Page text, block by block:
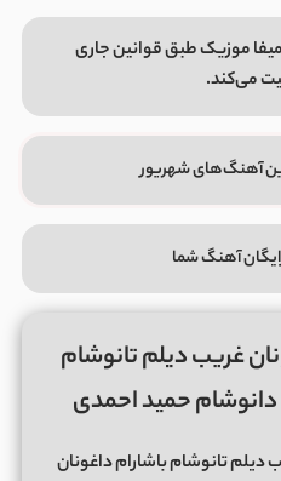
موزیک طبق قوانین جاری
می‌کند.
آهنگ‌های شهریور
آهنگ شما
غریب دیلم تانوشام
دانوشام حمید احمدی
دیلم تانوشام باشارام داغونان